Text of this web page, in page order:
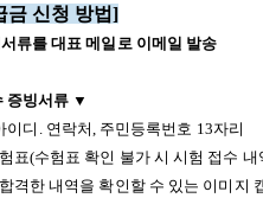
금 신청 방법]
류를 대표 메일로 이메일 발송
증빙서류 ▼
이디 . 연락처, 주민등록번호 13자리
표(수험표 확인 불가 시 시험 접수 내
격한 내역을 확인할 수 있는 이미지